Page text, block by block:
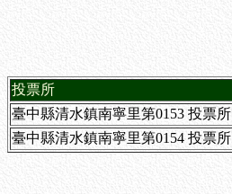
投票所
臺中縣清水鎮南寧里第0153 投票所
臺中縣清水鎮南寧里第0154 投票所